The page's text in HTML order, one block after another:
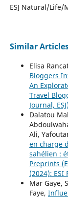
ESJ Natural/Life/
Similar
Elisa
Bloggers
An
Travel
Journal,
Dalatou
Ali,
en charge
sahélien :
Preprints
(2024): ESI
Mar Gaye,
Faye,